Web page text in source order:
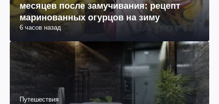
месяцев после замучивания: рецепт
маринованных огурцов на зиму
6 часов назад
Путешествия